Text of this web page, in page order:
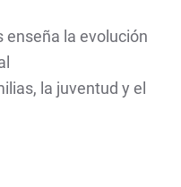
enseña la evolución
la juventud y el